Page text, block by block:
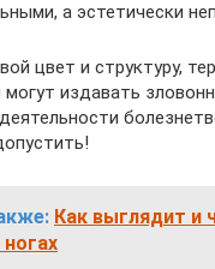
а эстетически
цвет и структуру,
издавать
Как выглядит и
ногах